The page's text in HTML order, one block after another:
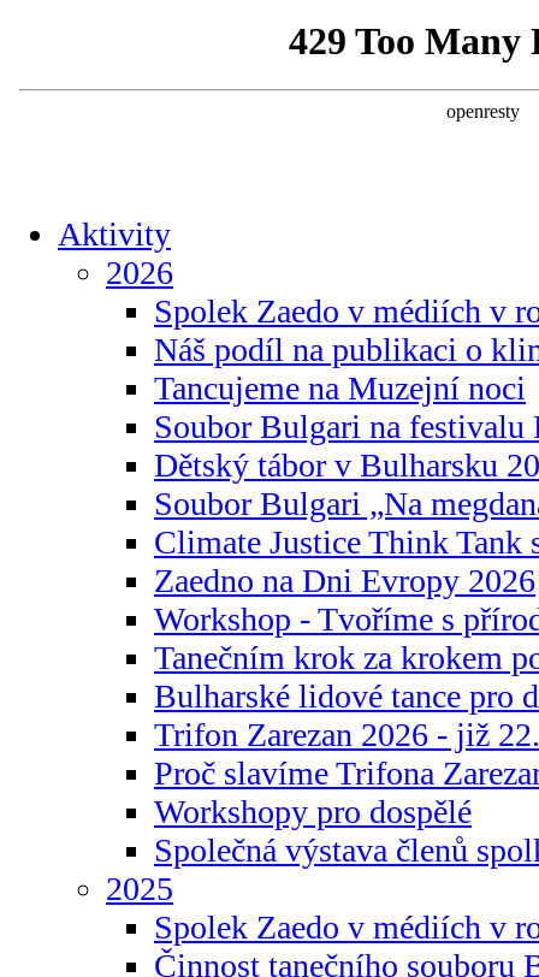
Aktivity
2026
Spolek Zaedo v médiích v
Náš podíl na publikaci o
Tancujeme na Muzejní noci
Soubor Bulgari na festivalu
Dětský tábor v Bulharsku
Soubor Bulgari „Na
Climate Justice Think Tank
Zaedno na Dni Evropy 2026
Workshop - Tvoříme s
Tanečním krok za krokem
Bulharské lidové tance pro
Trifon Zarezan 2026 - již
Proč slavíme Trifona
Workshopy pro dospělé
Společná výstava členů
2025
Spolek Zaedo v médiích v
Činnost tanečního souboru